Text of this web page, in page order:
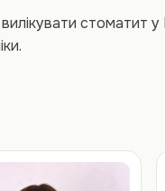
стоматит